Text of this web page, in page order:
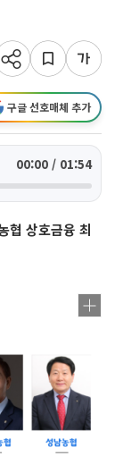
구글 선호매체 추가
00:00 / 01:54
협 상호금융 최